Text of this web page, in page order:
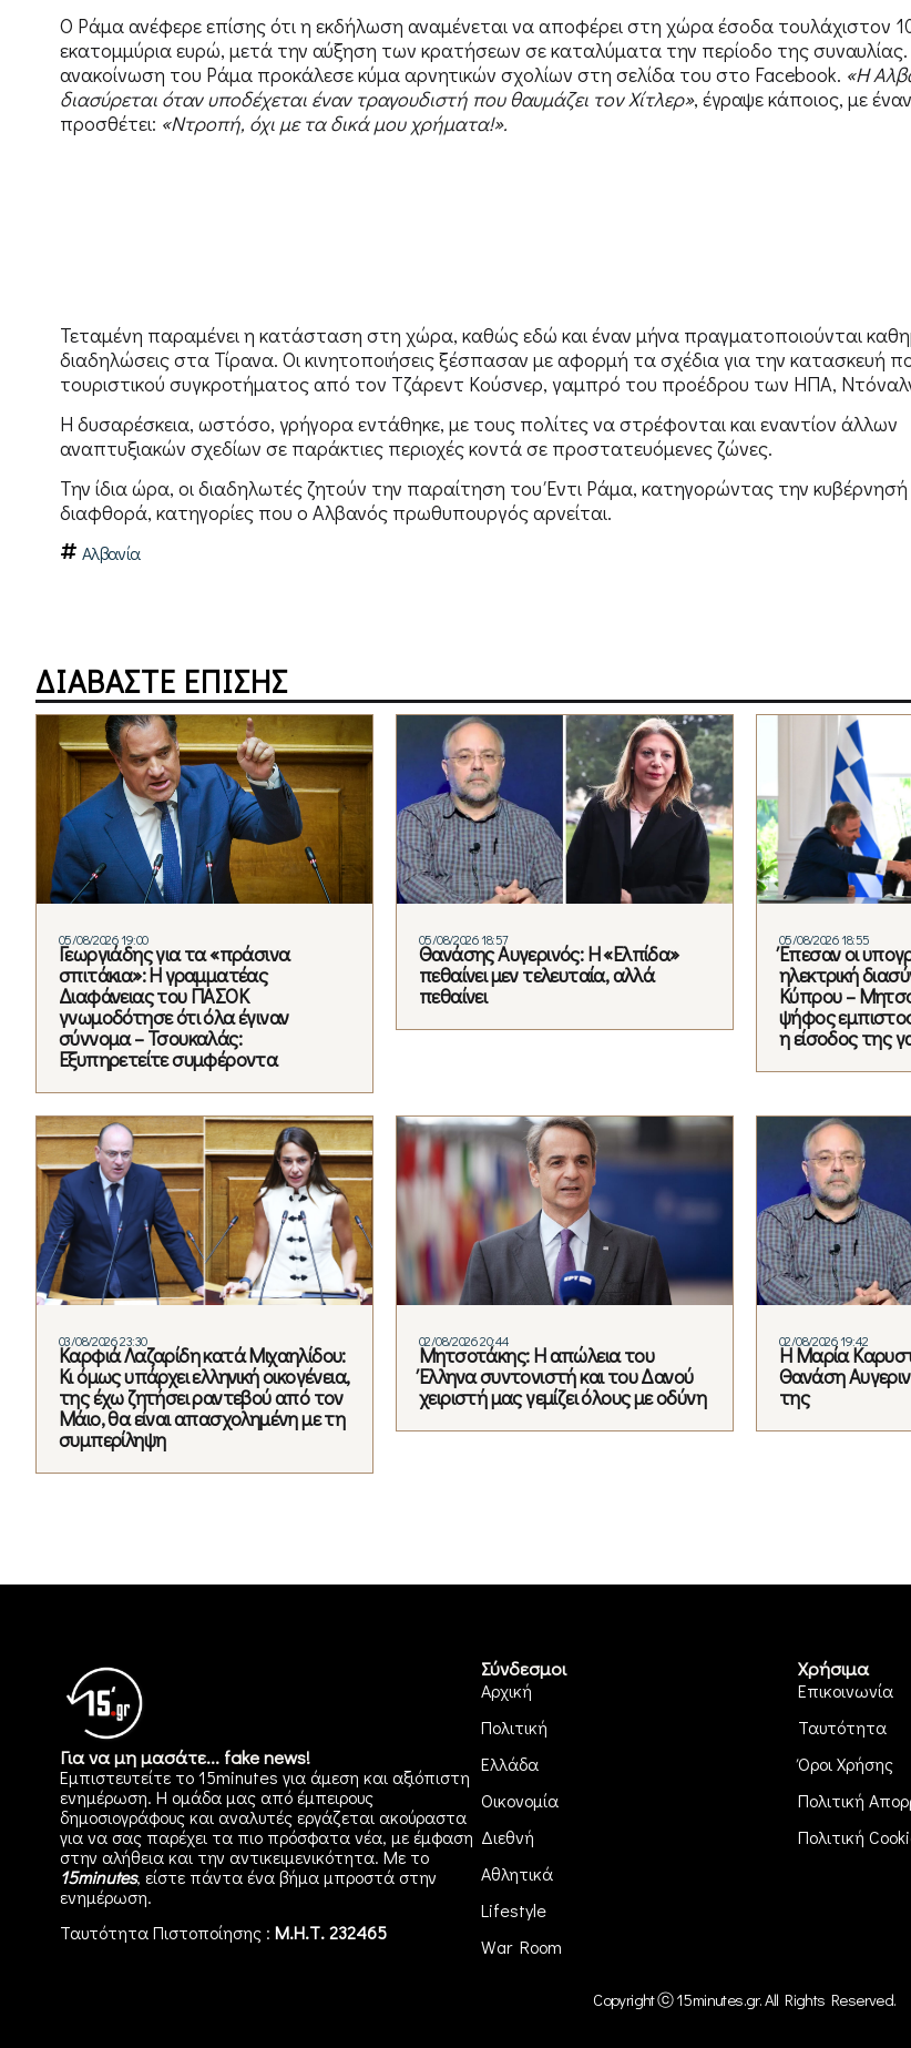
Ο Ράμα ανέφερε επίσης ότι η εκδήλωση αναμένεται να αποφέρει στη χώρα έσοδα τουλάχιστον
εκατομμύρια ευρώ, μετά την αύξηση των κρατήσεων σε καταλύματα την περίοδο της
ανακοίνωση του Ράμα προκάλεσε κύμα αρνητικών σχολίων στη σελίδα του στο Facebook. «Η
διασύρεται όταν υποδέχεται έναν τραγουδιστή που θαυμάζει τον Χίτλερ», έγραψε κάποιος, με
προσθέτει: «Ντροπή, όχι με τα δικά μου χρήματα!».
Τεταμένη παραμένει η κατάσταση στη χώρα, καθώς εδώ και έναν μήνα πραγματοποιούνται
διαδηλώσεις στα Τίρανα. Οι κινητοποιήσεις ξέσπασαν με αφορμή τα σχέδια για την κατασκευή
τουριστικού συγκροτήματος από τον Τζάρεντ Κούσνερ, γαμπρό του προέδρου των ΗΠΑ,
Η δυσαρέσκεια, ωστόσο, γρήγορα εντάθηκε, με τους πολίτες να στρέφονται και εναντίον άλλων
αναπτυξιακών σχεδίων σε παράκτιες περιοχές κοντά σε προστατευόμενες ζώνες.
Την ίδια ώρα, οι διαδηλωτές ζητούν την παραίτηση του Έντι Ράμα, κατηγορώντας την κυβέρνησή
διαφθορά, κατηγορίες που ο Αλβανός πρωθυπουργός αρνείται.
Αλβανία
ΔΙΑΒΑΣΤΕ ΕΠΙΣΗΣ
05/08/2026 19:00
Γεωργιάδης για τα «πράσινα
σπιτάκια»: Η γραμματέας
Διαφάνειας του ΠΑΣΟΚ
γνωμοδότησε ότι όλα έγιναν
σύννομα – Τσουκαλάς:
Εξυπηρετείτε συμφέροντα
05/08/2026 18:57
Θανάσης Αυγερινός: Η «Ελπίδα»
πεθαίνει μεν τελευταία, αλλά
πεθαίνει
05/08/2026 18:55
Έπεσαν οι
ηλεκτρική
Κύπρου –
ψήφος
η είσοδος της
03/08/2026 23:30
Καρφιά Λαζαρίδη κατά Μιχαηλίδου:
Κι όμως υπάρχει ελληνική οικογένεια,
της έχω ζητήσει ραντεβού από τον
Μάιο, θα είναι απασχολημένη με τη
συμπερίληψη
02/08/2026 20:44
Μητσοτάκης: Η απώλεια του
Έλληνα συντονιστή και του Δανού
χειριστή μας γεμίζει όλους με οδύνη
02/08/2026 19:42
Η Μαρία
Θανάση
της
Για να μη μασάτε... fake news!
Εμπιστευτείτε το 15minutes για άμεση και αξιόπιστη
ενημέρωση. Η ομάδα μας από έμπειρους
δημοσιογράφους και αναλυτές εργάζεται ακούραστα
για να σας παρέχει τα πιο πρόσφατα νέα, με έμφαση
στην αλήθεια και την αντικειμενικότητα. Με το
15minutes, είστε πάντα ένα βήμα μπροστά στην
ενημέρωση.
Ταυτότητα Πιστοποίησης : Μ.Η.Τ. 232465
Σύνδεσμοι
Αρχική
Πολιτική
Ελλάδα
Οικονομία
Διεθνή
Αθλητικά
Lifestyle
War Room
Χρήσιμα
Επικοινωνία
Ταυτότητα
Όροι Χρήσης
Πολιτική
Πολιτική
Copyright ⓒ 15minutes.gr. All Rights Reserved.